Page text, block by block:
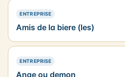
ENTREPRISE— PRÉSENCE SIMPLE
Amis de la biere (les)
ENTREPRISE— PRÉSENCE SIMPLE
Ange ou demon